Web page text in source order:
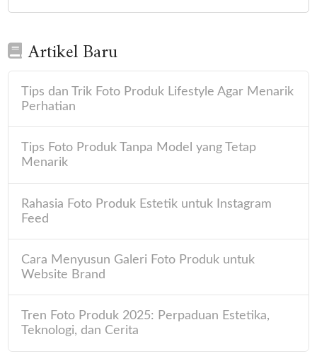
Artikel Baru
Tips dan Trik Foto Produk Lifestyle Agar Menarik
Perhatian
Tips Foto Produk Tanpa Model yang Tetap
Menarik
Rahasia Foto Produk Estetik untuk Instagram
Feed
Cara Menyusun Galeri Foto Produk untuk
Website Brand
Tren Foto Produk 2025: Perpaduan Estetika,
Teknologi, dan Cerita